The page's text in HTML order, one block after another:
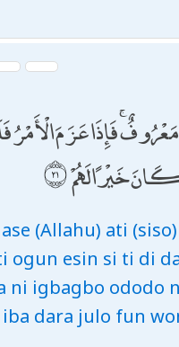
فَإِذَا عَزَمَ الْأَمْرُ
خَيْرًا لَهُمْ
(Allahu) ati
ogun esin si ti di
ni igbagbo ododo
dara julo fun